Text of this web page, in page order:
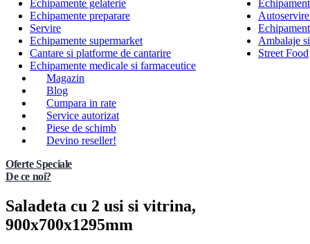
Echipamente gelaterie
Echipamente preparare
Servire
Echipamente supermarket
Ambalaje
Cantare si platforme de cantarire
Street Food
Echipamente medicale si farmaceutice
Magazin
Blog
Cumpara in rate
Service autorizat
Piese de schimb
Devino reseller!
Oferte Speciale
De ce noi?
Saladeta cu 2 usi si vitrina,
900x700x1295mm